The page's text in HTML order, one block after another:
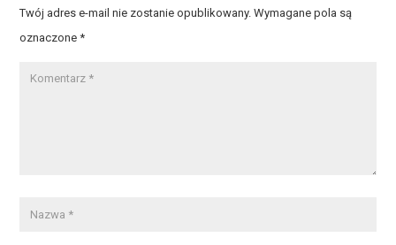
Twój adres e-mail nie zostanie opublikowany. Wymagane pola są
oznaczone*